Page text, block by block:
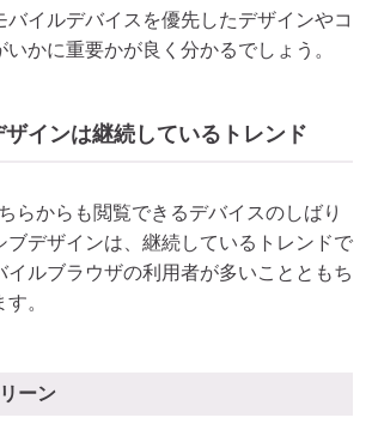
バイルデバイスを優先したデザインやコ
いかに重要かが良く分かるでしょう。
インは継続しているトレンド
らからも閲覧できるデバイスのしばり
ブデザインは、継続しているトレンドで
イルブラウザの利用者が多いことともち
。
ーン